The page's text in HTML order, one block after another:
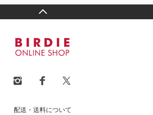
配送・送料について